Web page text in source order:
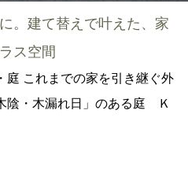
。建て替えで叶えた、家
ス空間
これまでの家を引き継ぐ外
陰・木漏れ日」のある庭 Ｋ